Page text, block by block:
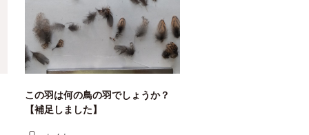
この羽は何の鳥の羽でしょうか？
【補足しました】